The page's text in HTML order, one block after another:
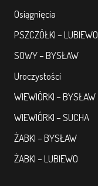
Osiągnięcia
PSZCZÓŁKI – LUBIEWO
SOWY – BYSŁAW
Uroczystości
WIEWIÓRKI – BYSŁAW
WIEWIÓRKI – SUCHA
ŻABKI – BYSŁAW
ŻABKI – LUBIEWO